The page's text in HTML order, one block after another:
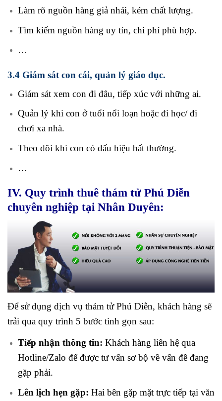
Làm rõ nguồn hàng giả nhái, kém chất lượng.
Tìm kiếm nguồn hàng uy tín, chi phí phù hợp.
…
3.4 Giám sát con cái, quản lý giáo dục.
Giám sát xem con đi đâu, tiếp xúc với những ai.
Quản lý khi con ở tuổi nổi loạn hoặc đi học/ đi
chơi xa nhà.
Theo dõi khi con có dấu hiệu bất thường.
…
IV. Quy trình thuê thám tử Phú Diễn
chuyên nghiệp tại Nhân Duyên:
Để sử dụng dịch vụ thám tử Phú Diễn, khách hàng sẽ
trải qua quy trình 5 bước tinh gọn sau:
Tiếp nhận thông tin: Khách hàng liên hệ qua
Hotline/Zalo để được tư vấn sơ bộ về vấn đề đang
gặp phải.
Lên lịch hẹn gặp: Hai bên gặp mặt trực tiếp tại văn